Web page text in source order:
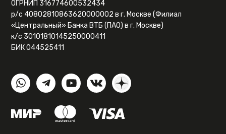
ОГРНИП 316774600532434
р/с 40802810863620000002 в г. Москве (Филиал
«Центральный» Банка ВТБ (ПАО) в г. Москве)
к/с 30101810145250000411
БИК 044525411